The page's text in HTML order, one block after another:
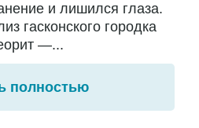
и лишился глаза.
гасконского городка
—...
полностью